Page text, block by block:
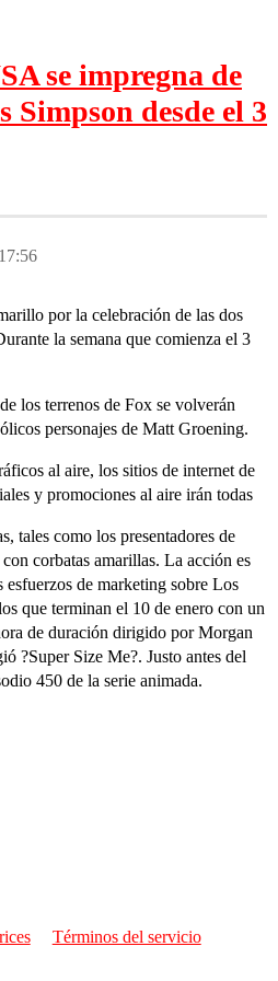
se impregna de
desde el 3
por la celebración de las dos
la semana que comienza el 3
los terrenos de Fox se volverán
personajes de Matt Groening.
al aire, los sitios de internet de
y promociones al aire irán todas
tales como los presentadores de
corbatas amarillas. La acción es
esfuerzos de marketing sobre Los
que terminan el 10 de enero con un
de duración dirigido por Morgan
?Super Size Me?. Justo antes del
450 de la serie animada.
Términos del servicio